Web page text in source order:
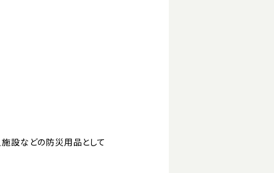
施設などの防災用品として